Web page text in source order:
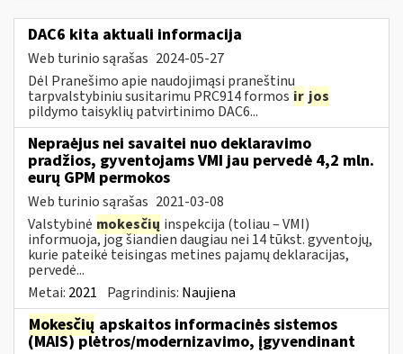
DAC6 kita aktuali informacija
Web turinio sąrašas 2024-05-27
Dėl Pranešimo apie naudojimąsi praneštinu
tarpvalstybiniu susitarimu PRC914 formos ir jos
pildymo taisyklių patvirtinimo DAC6...
Nepraėjus nei savaitei nuo deklaravimo
pradžios, gyventojams VMI jau pervedė 4,2 mln.
eurų GPM permokos
Web turinio sąrašas 2021-03-08
Valstybinė mokesčių inspekcija (toliau – VMI)
informuoja, jog šiandien daugiau nei 14 tūkst. gyventojų,
kurie pateikė teisingas metines pajamų deklaracijas,
pervedė...
Metai: 2021 Pagrindinis: Naujiena
Mokesčių apskaitos informacinės sistemos
(MAIS) plėtros/modernizavimo, įgyvendinant